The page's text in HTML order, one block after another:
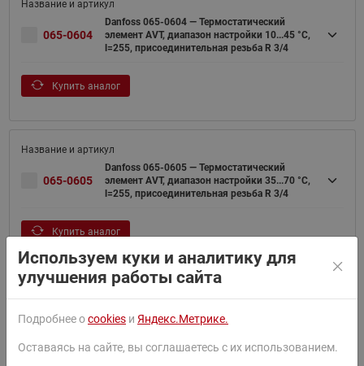
065-0604
Danfoss 065-0604 — Термостатический
элемент AVT, диапазон настройки 10...45 °С,
l=255, присоединительная резьба R 3/4
Купить аналог
065-0605
Danfoss 065-0605 — Термостатический
элемент AVT, диапазон настройки 35...70 °С,
l=255, присоединительная резьба R 3/4
Купить аналог
065-0606
Danfoss 065-0606 — Термостатический
элемент AVT, диапазон настройки 60...100
Используем куки и аналитику для
улучшения работы сайта
Подробнее оcookies и Яндекс.Метрике.
Оставаясь на сайте, вы соглашаетесь с их использованием.